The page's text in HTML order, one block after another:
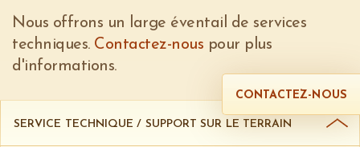
Nous offrons un large éventail de services
techniques. Contactez-nous pour plus
d'informations.
SERVICE TECHNIQUE / SUPPORT SUR LE TERRAIN
CONTACTEZ-NOUS